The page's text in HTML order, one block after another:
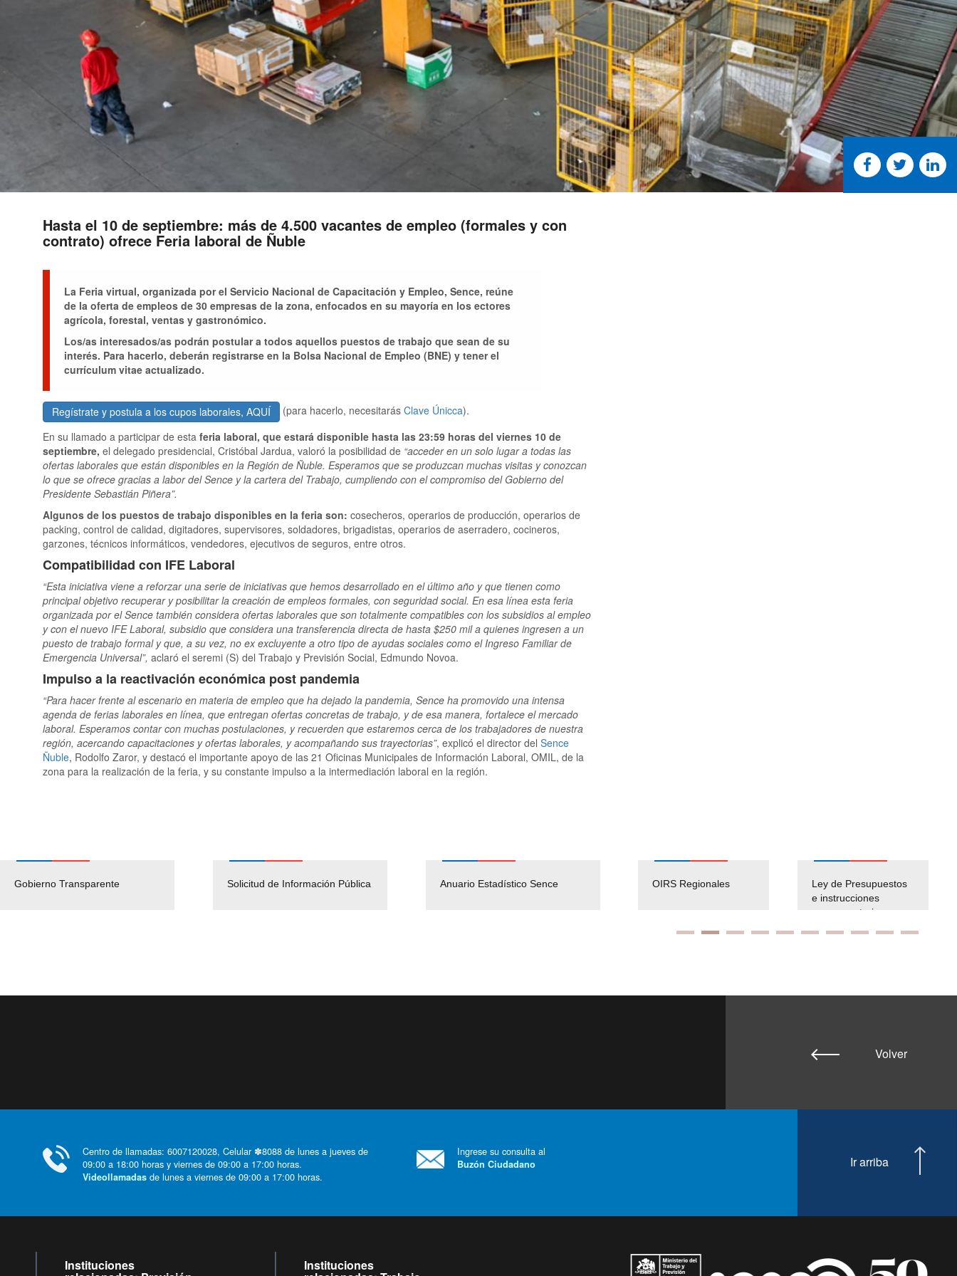
Hasta el 10 de septiembre: más de 4.500 vacantes de empleo (formales y con
contrato) ofrece Feria laboral de Ñuble
La Feria virtual, organizada por el Servicio Nacional de Capacitación y Empleo, Sence, reúne
de la oferta de empleos de 30 empresas de la zona, enfocados en su mayoría en los ectores
agrícola, forestal, ventas y gastronómico.
Los/as interesados/as podrán postular a todos aquellos puestos de trabajo que sean de su
interés. Para hacerlo, deberán registrarse en la Bolsa Nacional de Empleo (BNE) y tener el
currículum vitae actualizado.
Regístrate y postula a los cupos laborales, AQUÍ (para hacerlo, necesitarás Clave Únicca).
En su llamado a participar de esta feria laboral, que estará disponible hasta las 23:59 horas del viernes 10 de
septiembre, el delegado presidencial, Cristóbal Jardua, valoró la posibilidad de “acceder en un solo lugar a todas las
ofertas laborales que están disponibles en la Región de Ñuble. Esperamos que se produzcan muchas visitas y conozcan
lo que se ofrece gracias a labor del Sence y la cartera del Trabajo, cumpliendo con el compromiso del Gobierno del
Presidente Sebastián Piñera”.
Algunos de los puestos de trabajo disponibles en la feria son: cosecheros, operarios de producción, operarios de
packing, control de calidad, digitadores, supervisores, soldadores, brigadistas, operarios de aserradero, cocineros,
garzones, técnicos informáticos, vendedores, ejecutivos de seguros, entre otros.
Compatibilidad con IFE Laboral
“Esta iniciativa viene a reforzar una serie de iniciativas que hemos desarrollado en el último año y que tienen como
principal objetivo recuperar y posibilitar la creación de empleos formales, con seguridad social. En esa línea esta feria
organizada por el Sence también considera ofertas laborales que son totalmente compatibles con los subsidios al empleo
y con el nuevo IFE Laboral, subsidio que considera una transferencia directa de hasta $250 mil a quienes ingresen a un
puesto de trabajo formal y que, a su vez, no ex excluyente a otro tipo de ayudas sociales como el Ingreso Familiar de
Emergencia Universal”, aclaró el seremi (S) del Trabajo y Previsión Social, Edmundo Novoa.
Impulso a la reactivación económica post pandemia
“Para hacer frente al escenario en materia de empleo que ha dejado la pandemia, Sence ha promovido una intensa
agenda de ferias laborales en línea, que entregan ofertas concretas de trabajo, y de esa manera, fortalece el mercado
laboral. Esperamos contar con muchas postulaciones, y recuerden que estaremos cerca de los trabajadores de nuestra
región, acercando capacitaciones y ofertas laborales, y acompañando sus trayectorias”, explicó el director del Sence
Ñuble, Rodolfo Zaror, y destacó el importante apoyo de las 21 Oficinas Municipales de Información Laboral, OMIL, de la
zona para la realización de la feria, y su constante impulso a la intermediación laboral en la región.
Gobierno Transparente Solicitud de Información Pública Anuario Estadístico Sence
Pago Proveedores
Empleos Públicos
Solicitud Audiencias y
OIRS Regionales
Ley de Presupuestos
e instrucciones
presuspuetarias
Volver
Centro de llamadas: 6007120028, Celular ✽8088 de lunes a jueves de
09:00 a 18:00 horas y viernes de 09:00 a 17:00 horas.
Videollamadas de lunes a viernes de 09:00 a 17:00 horas.
Ingrese su consulta al
Buzón Ciudadano Ir arriba
Instituciones Instituciones